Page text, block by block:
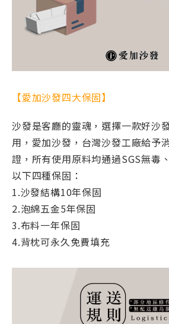
【愛加沙發四大保固】
沙發是客廳的靈魂，選擇一款好沙
用，愛加沙發，台灣沙發工廠給予
證，所有使用原料均通過SGS無毒
以下四種保固：
1.沙發結構10年保固
2.泡綿五金5年保固
3.布料一年保固
4.背枕可永久免費填充